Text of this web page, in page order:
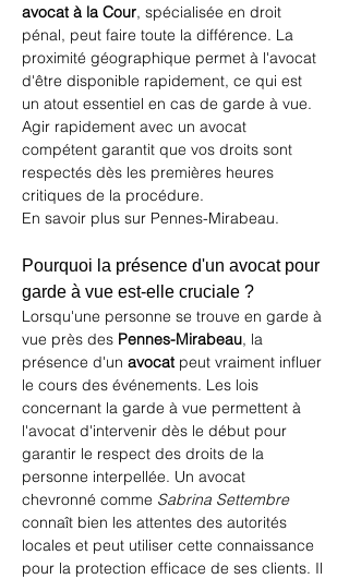
avocat à la Cour, spécialisée en droit
pénal, peut faire toute la différence. La
proximité géographique permet à l'avocat
d'être disponible rapidement, ce qui est
un atout essentiel en cas de garde à vue.
Agir rapidement avec un avocat
compétent garantit que vos droits sont
respectés dès les premières heures
critiques de la procédure.
En savoir plus sur Pennes-Mirabeau.
Pourquoi la présence d'un avocat pour
garde à vue est-elle cruciale ?
Lorsqu'une personne se trouve en garde à
vue près des Pennes-Mirabeau, la
présence d'un avocat peut vraiment influer
le cours des événements. Les lois
concernant la garde à vue permettent à
l'avocat d'intervenir dès le début pour
garantir le respect des droits de la
personne interpellée. Un avocat
chevronné comme Sabrina Settembre
connaît bien les attentes des autorités
locales et peut utiliser cette connaissance
pour la protection efficace de ses clients. Il